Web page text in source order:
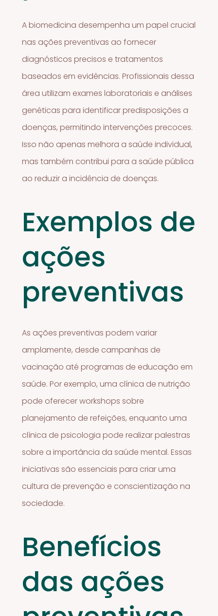
A biomedicina desempenha um papel crucial
nas ações preventivas ao fornecer
diagnósticos precisos e tratamentos
baseados em evidências. Profissionais dessa
área utilizam exames laboratoriais e análises
genéticas para identificar predisposições a
doenças, permitindo intervenções precoces.
Isso não apenas melhora a saúde individual,
mas também contribui para a saúde pública
ao reduzir a incidência de doenças.
Exemplos de
ações
preventivas
As ações preventivas podem variar
amplamente, desde campanhas de
vacinação até programas de educação em
saúde. Por exemplo, uma clínica de nutrição
pode oferecer workshops sobre
planejamento de refeições, enquanto uma
clínica de psicologia pode realizar palestras
sobre a importância da saúde mental. Essas
iniciativas são essenciais para criar uma
cultura de prevenção e conscientização na
sociedade.
Benefícios
das ações